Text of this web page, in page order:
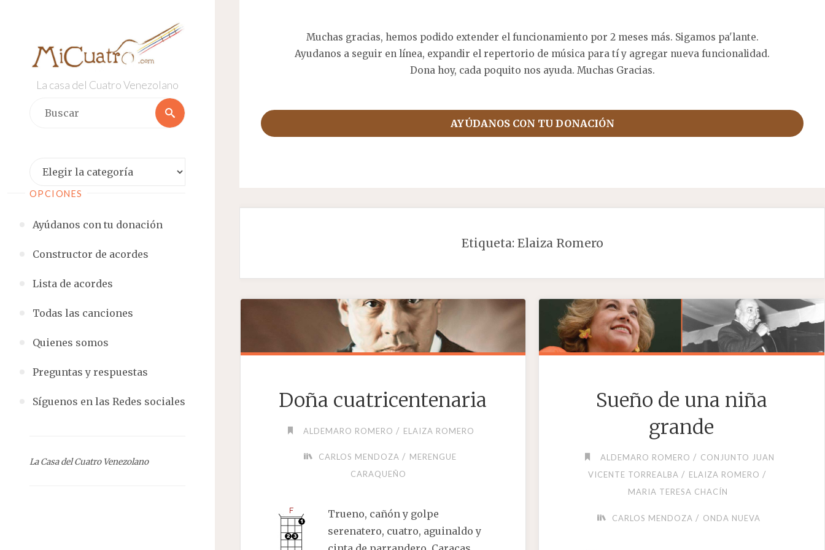
La casa del Cuatro Venezolano
Buscar
Categorías
OPCIONES
Ayúdanos con tu donación
Constructor de acordes
Lista de acordes
Todas las canciones
Quienes somos
Preguntas y respuestas
Síguenos en las Redes sociales
La Casa del Cuatro Venezolano
Muchas gracias, hemos podido extender el funcionamiento por 2 meses más. Sigamos pa'lante.
Ayudanos a seguir en línea, expandir el repertorio de música para tí y agregar nueva funcionalidad.
Dona hoy, cada poquito nos ayuda. Muchas Gracias.
AYÚDANOS CON TU DONACIÓN
Etiqueta: Elaiza Romero
Doña cuatricentenaria
ALDEMARO ROMERO / ELAIZA ROMERO
CARLOS MENDOZA / MERENGUE
CARAQUEÑO
Trueno, cañón y golpe
serenatero, cuatro, aguinaldo y
Sueño de una niña
grande
ALDEMARO ROMERO / CONJUNTO JUAN
VICENTE TORREALBA / ELAIZA ROMERO /
MARIA TERESA CHACÍN
CARLOS MENDOZA / ONDA NUEVA